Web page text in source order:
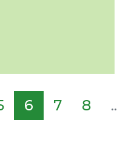
6 7 8